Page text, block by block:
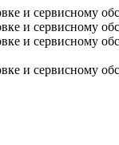
и сервисному
и сервисному
и сервисному
и сервисному